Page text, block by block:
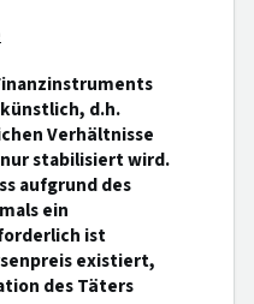
d.h.
Verhältnisse
stabilisiert wird.
aufgrund des
ein
ist
existiert,
des Täters